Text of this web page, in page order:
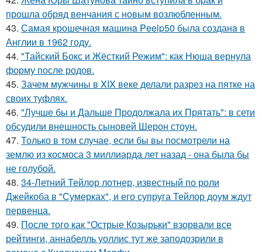
прошла обряд венчания с новым возлюбленным.
43. Самая крошечная машинa Peelp50 была созданa в
Англии в 1962 году.
44. "Тайский Бокс и Жёсткий Режим": как Нюша вернула
форму после родов.
45. Зачем мужчины в XIX веке делали разрез на пятке на
своих туфлях.
46. "Лучше бы и Дальше Продолжала их Прятать": в сети
обсудили внешность сыновей Шерон стоун.
47. Только в том случае, если бы вы посмотрели на
землю из космоса 3 миллиарда лет назад - она была бы
не голубой.
48. 34-Летний Тейлор лотнер, известный по роли
Джейкоба в "Сумерках", и его супруга Тейлор доум ждут
первенца.
49. После того как "Острые Козырьки" взорвали все
рейтинги, аннабелль уоллис тут же заподозрили в